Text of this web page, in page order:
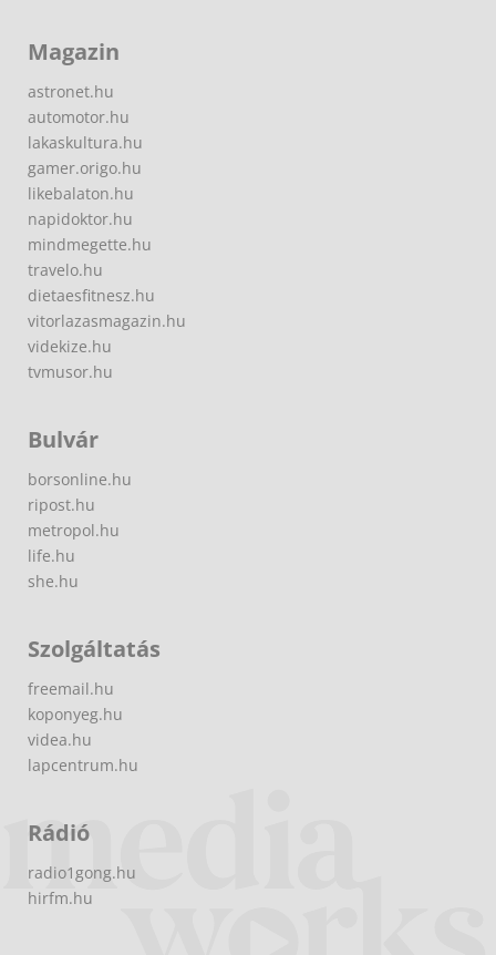
Magazin
astronet.hu
automotor.hu
lakaskultura.hu
gamer.origo.hu
likebalaton.hu
napidoktor.hu
mindmegette.hu
travelo.hu
dietaesfitnesz.hu
vitorlazasmagazin.hu
videkize.hu
tvmusor.hu
Bulvár
borsonline.hu
ripost.hu
metropol.hu
life.hu
she.hu
Szolgáltatás
freemail.hu
koponyeg.hu
videa.hu
lapcentrum.hu
Rádió
radio1gong.hu
hirfm.hu